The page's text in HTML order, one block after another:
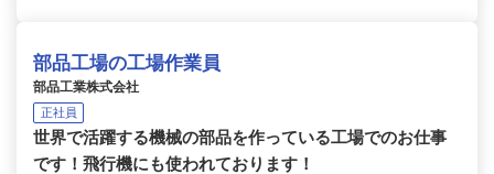
部品工場の工場作業員
部品工業株式会社
正社員
世界で活躍する機械の部品を作っている工場でのお仕事
です！飛行機にも使われております！